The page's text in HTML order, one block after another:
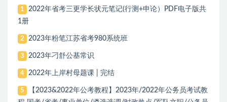
1
2022年省考三更学长状元笔记(行测+申论）PDF电子版共
1册
2 2023年粉笔江苏省考980系统班
3 2023年刁舒公基常识
4 2022年上岸村母题课 | 完结
5
【2023&2022年公考教程】2023年/2022年公务员考试教